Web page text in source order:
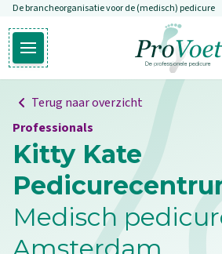
Overslaan en naar de inhoud gaan
De brancheorganisatie voor de (medisch) pedicure
Open hoofdmenu
Ga naar de
Terug naar overzicht
Professionals
Kitty Kate
Medisch